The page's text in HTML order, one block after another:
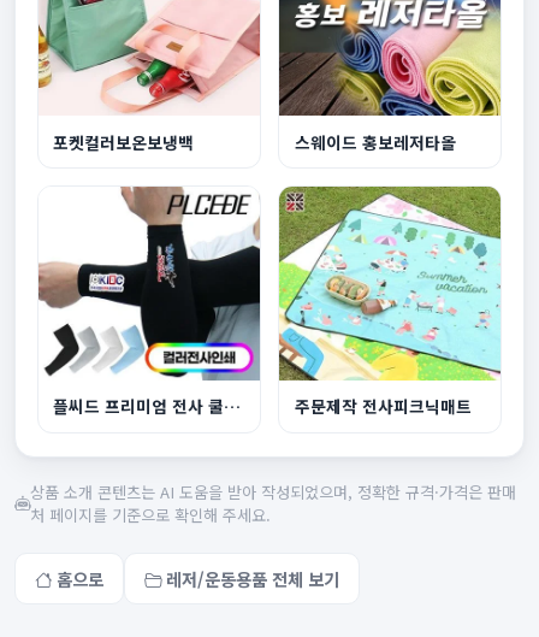
포켓컬러보온보냉백 스웨이드 홍보레저타올
플씨드 프리미엄 전사 쿨토시풀컬러 주문제작 전사피크닉매트
상품 소개 콘텐츠는 AI 도움을 받아 작성되었으며, 정확한 규격·가격은 판매
처 페이지를 기준으로 확인해 주세요.
홈으로 레저/운동용품 전체 보기